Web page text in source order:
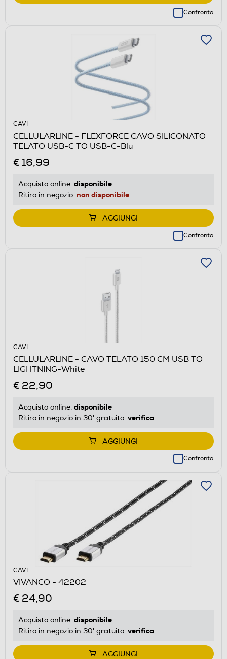
Confronta
CAVI
CELLULARLINE - FLEXFORCE CAVO SILICONATO
TELATO USB-C TO USB-C-Blu
€ 16,99
Acquisto online: disponibile
Ritiro in negozio: non disponibile
AGGIUNGI
Confronta
CAVI
CELLULARLINE - CAVO TELATO 150 CM USB TO
LIGHTNING-White
€ 22,90
Acquisto online: disponibile
Ritiro in negozio in 30' gratuito: verifica
AGGIUNGI
Confronta
CAVI
VIVANCO - 42202
€ 24,90
Acquisto online: disponibile
Ritiro in negozio in 30' gratuito: verifica
AGGIUNGI